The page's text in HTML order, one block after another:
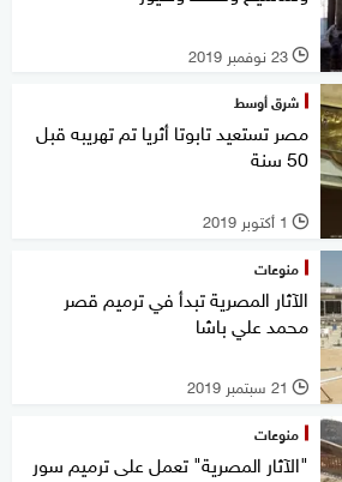
l 23 نوفمبر 2019
شرق أوسط
مصر تستعيد تابوتا أثريا تم تهريبه قبل
50 سنة
l 1 أكتوبر 2019
منوعات
الآثار المصرية تبدأ في ترميم قصر
محمد علي باشا
l 21 سبتمبر 2019
منوعات
"الآثار المصرية" تعمل على ترميم سور